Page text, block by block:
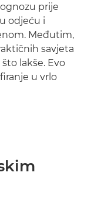
prije
odjeću i
Međutim,
savjeta
lakše. Evo
u vrlo